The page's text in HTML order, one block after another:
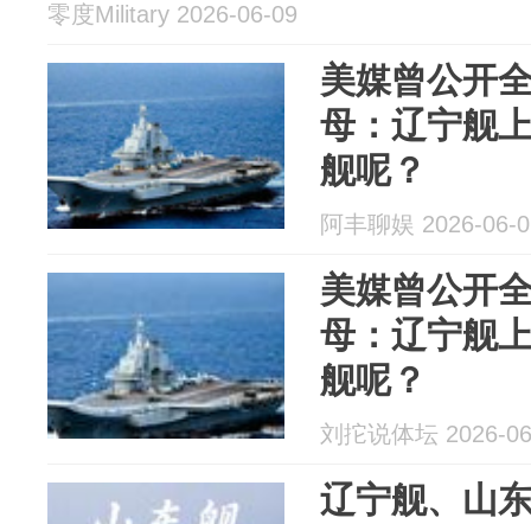
零度Military 2026-06-09
美媒曾公开
母：辽宁舰
舰呢？
阿丰聊娱 2026-06-
美媒曾公开
母：辽宁舰
舰呢？
刘拕说体坛 2026-
辽宁舰、山